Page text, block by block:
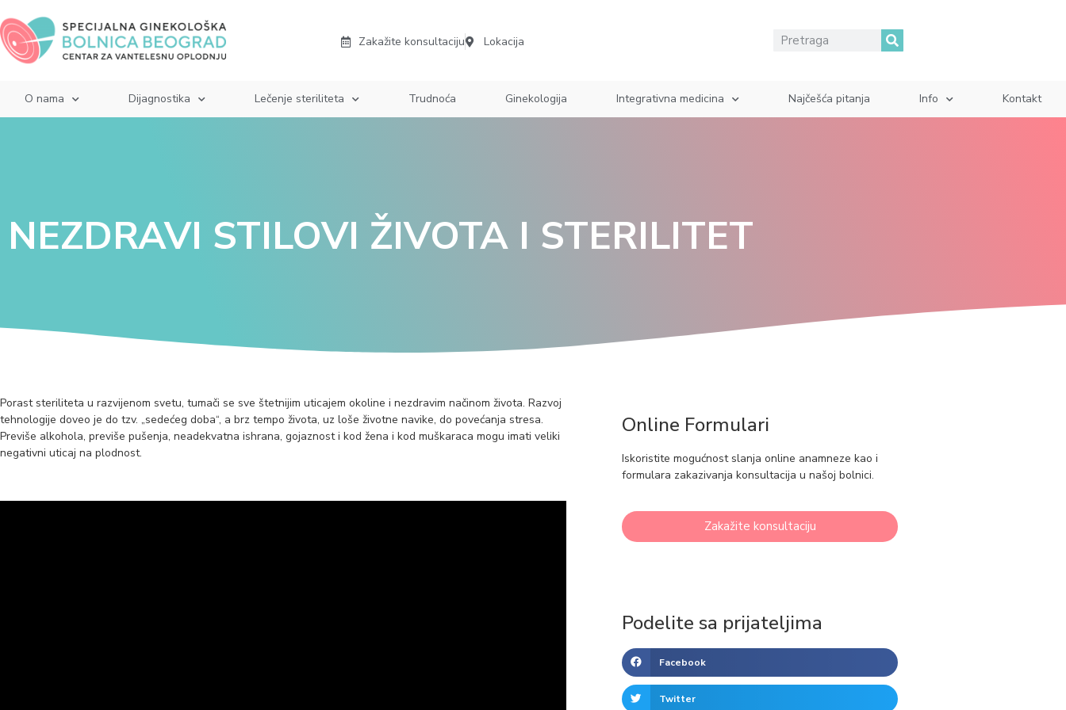
Zakažite konsultaciju Lokacija
O nama Dijagnostika Lečenje steriliteta Trudnoća Ginekologija Integrativna medicina Najčešća pitanja Info Kontakt
NEZDRAVI STILOVI ŽIVOTA I STERILITET
Porast steriliteta u razvijenom svetu, tumači se sve štetnijim uticajem okoline i nezdravim načinom života. Razvoj
tehnologije doveo je do tzv. „sedećeg doba“, a brz tempo života, uz loše životne navike, do povećanja stresa.
Previše alkohola, previše pušenja, neadekvatna ishrana, gojaznost i kod žena i kod muškaraca mogu imati veliki
negativni uticaj na plodnost.
Online Formulari
Iskoristite mogućnost slanja online anamneze kao i
formulara zakazivanja konsultacija u našoj bolnici.
Zakažite konsultaciju
Podelite sa prijateljima
Facebook
Twitter